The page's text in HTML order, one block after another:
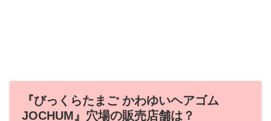
『びっくらたまご かわゆいヘアゴム
JOCHUM』穴場の販売店舗は？